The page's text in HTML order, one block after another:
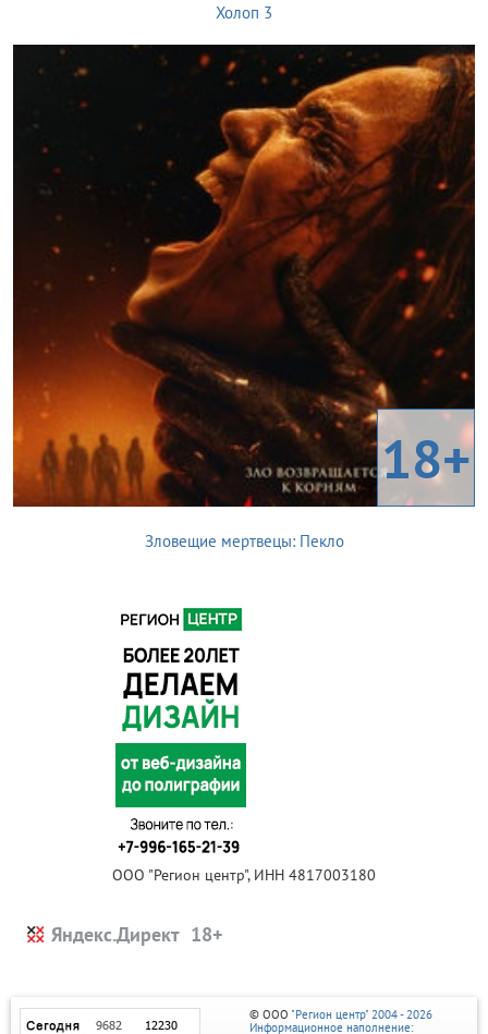
Холоп 3
18+
Зловещие мертвецы: Пекло
ООО "Регион центр", ИНН 4817003180
Яндекс.Директ
© ООО "Регион центр" 2004 - 2026
Информационное наполнение: